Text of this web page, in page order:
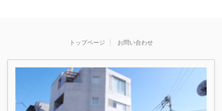
トップページ お問い合わせ